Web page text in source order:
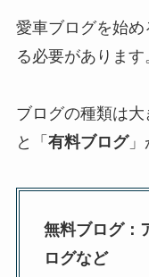
愛車ブログを始
る必要があります
ブログの種類は大
と「 有料ブログ」
無料ブログ：
ログなど